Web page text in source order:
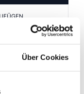
Über Cookies